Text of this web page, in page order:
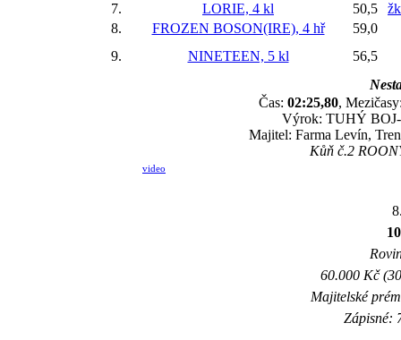
7.
LORIE, 4 kl 50,5
8.
FROZEN BOSON(IRE), 4 hř
59,0
9.
NINETEEN, 5 kl
56,5
Čas: 02:25,80,
Výrok: TUHÝ BOJ-
Majitel: Farma Levín,
Kůň č.2
video
60.000 Kč
Majitelské
Zápisné: